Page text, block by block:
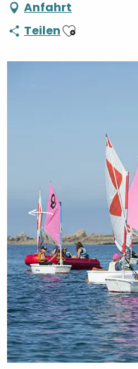
Anfahrt
TeilenAjouter aux